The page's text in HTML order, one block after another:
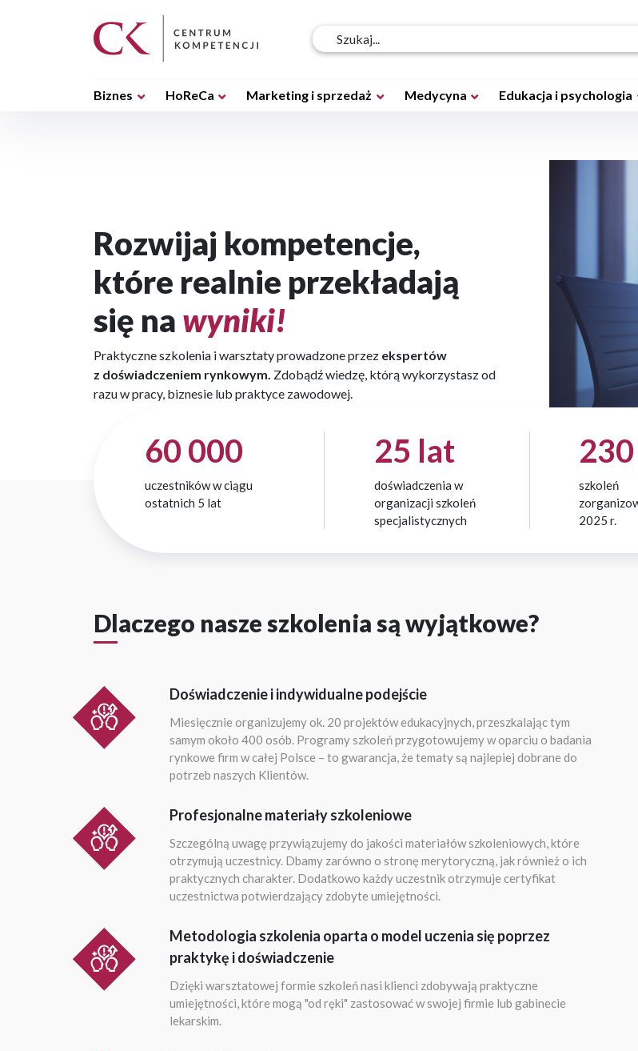
Biznes HoReCa Marketing i sprzedaż Medycyna Edukacja i psychologia
Rozwijaj kompetencje,
które realnie przekładają
się na wyniki!
Praktyczne szkolenia i warsztaty prowadzone przez ekspertów
z doświadczeniem rynkowym. Zdobądź wiedzę, którą wykorzystasz od
razu w pracy, biznesie lub praktyce zawodowej.
60 000
uczestników w ciągu
ostatnich 5 lat
25 lat
doświadczenia w
organizacji szkoleń
specjalistycznych
230
szkoleń
2025 r.
Dlaczego nasze szkolenia są wyjątkowe?
Doświadczenie i indywidualne podejście
Miesięcznie organizujemy ok. 20 projektów edukacyjnych, przeszkalając tym
samym około 400 osób. Programy szkoleń przygotowujemy w oparciu o badania
rynkowe firm w całej Polsce – to gwarancja, że tematy są najlepiej dobrane do
potrzeb naszych Klientów.
Profesjonalne materiały szkoleniowe
Szczególną uwagę przywiązujemy do jakości materiałów szkoleniowych, które
otrzymują uczestnicy. Dbamy zarówno o stronę merytoryczną, jak również o ich
praktycznych charakter. Dodatkowo każdy uczestnik otrzymuje certyfikat
uczestnictwa potwierdzający zdobyte umiejętności.
Metodologia szkolenia oparta o model uczenia się poprzez
praktykę i doświadczenie
Dzięki warsztatowej formie szkoleń nasi klienci zdobywają praktyczne
umiejętności, które mogą "od ręki" zastosować w swojej firmie lub gabinecie
lekarskim.